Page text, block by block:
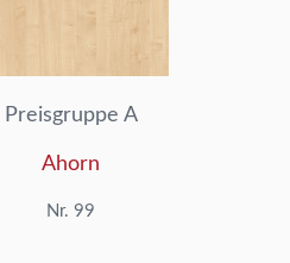
Preisgruppe A
Ahorn
Nr. 99